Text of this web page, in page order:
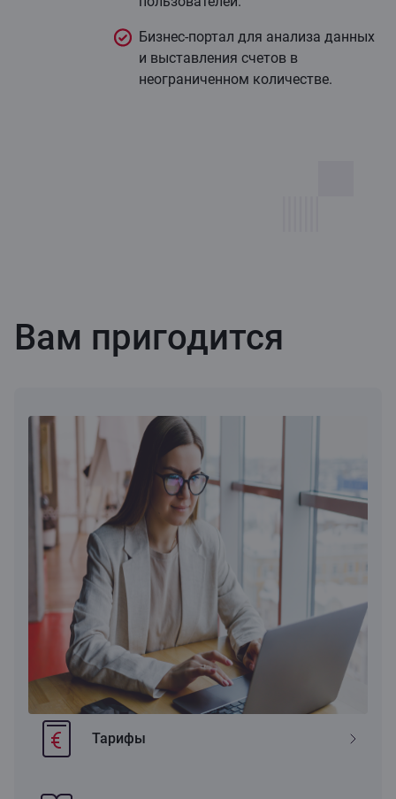
Бизнес-портал для анализа данных
и выставления счетов в
неограниченном количестве.
Вам пригодится
Тарифы